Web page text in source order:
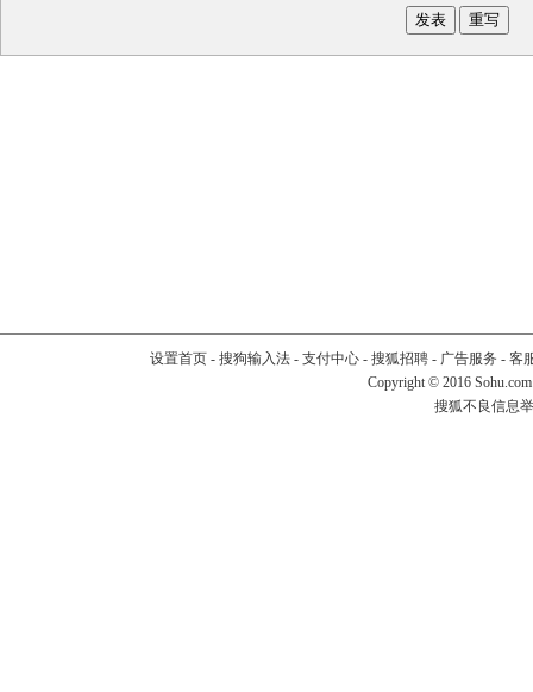
设置首页- 搜狗输入法- 支付中心- 搜狐招聘- 广告服务 - 客
Copyright © 2016
搜狐不良信息